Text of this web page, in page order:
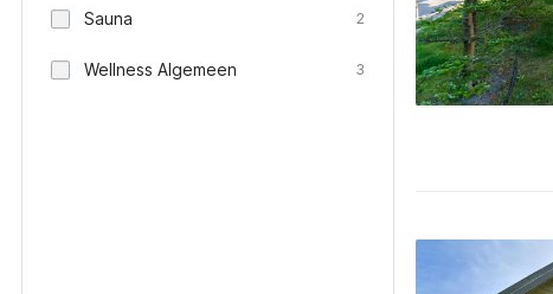
Sauna 2
Wellness Algemeen 3